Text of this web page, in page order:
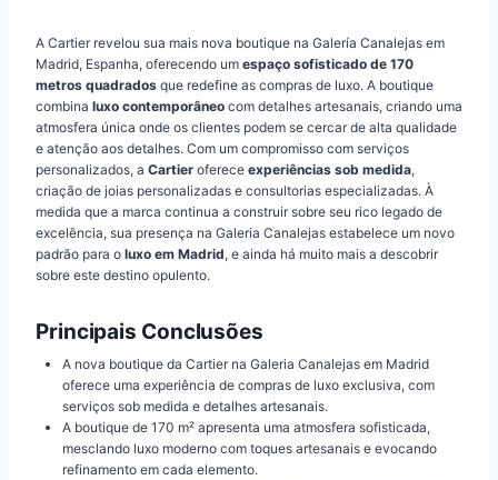
A Cartier revelou sua mais nova boutique na Galería Canalejas em
Madrid, Espanha, oferecendo um espaço sofisticado de 170
metros quadrados que redefine as compras de luxo. A boutique
combina luxo contemporâneo com detalhes artesanais, criando uma
atmosfera única onde os clientes podem se cercar de alta qualidade
e atenção aos detalhes. Com um compromisso com serviços
personalizados, a Cartier oferece experiências sob medida,
criação de joias personalizadas e consultorias especializadas. À
medida que a marca continua a construir sobre seu rico legado de
excelência, sua presença na Galeria Canalejas estabelece um novo
padrão para o luxo em Madrid, e ainda há muito mais a descobrir
sobre este destino opulento.
Principais Conclusões
A nova boutique da Cartier na Galeria Canalejas em Madrid
oferece uma experiência de compras de luxo exclusiva, com
serviços sob medida e detalhes artesanais.
A boutique de 170 m² apresenta uma atmosfera sofisticada,
mesclando luxo moderno com toques artesanais e evocando
refinamento em cada elemento.